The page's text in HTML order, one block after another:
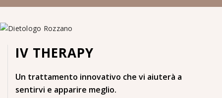
IV THERAPY
Un trattamento innovativo che vi aiuterà a
sentirvi e apparire meglio.